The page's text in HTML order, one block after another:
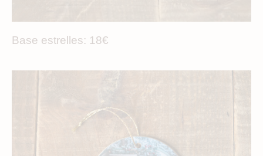
Base estrelles: 18€